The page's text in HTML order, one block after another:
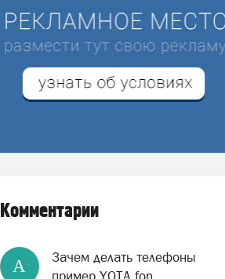
Комментарии
А
Зачем делать телефоны
пример YOTA fon